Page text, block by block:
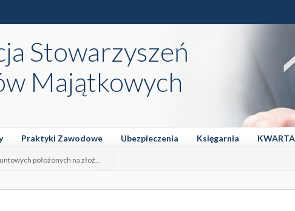
Stowarzyszeń
Majątkowych
Praktyki Zawodowe Ubezpieczenia Księgarnia
położonych na złoż...